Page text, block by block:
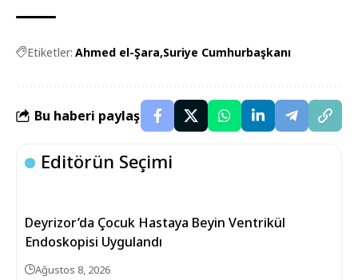
Etiketler: Ahmed el-Şara Suriye Cumhurbaşkanı
Bu haberi paylaş
Editörün Seçimi
Deyrizor’da Çocuk Hastaya Beyin Ventrikül
Endoskopisi Uygulandı
Ağustos 8, 2026